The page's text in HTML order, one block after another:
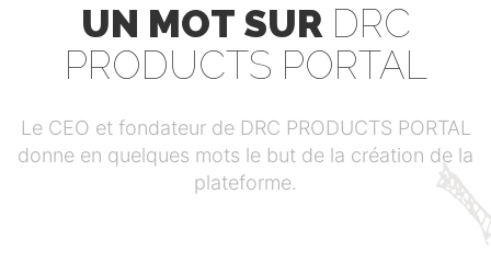
UN MOT SUR DRC
PRODUCTS PORTAL
Le CEO et fondateur de DRC PRODUCTS PORTAL
donne en quelques mots le but de la création de la
plateforme.